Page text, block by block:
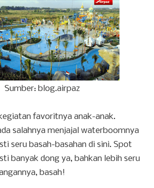
Sumber: blog.airpaz
favoritnya anak-anak.
salahnya menjajal waterboomnya
seru basah-basahan di sini. Spot
banyak dong ya, bahkan lebih seru
basah!